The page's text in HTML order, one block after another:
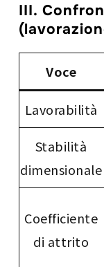
III.
Voce
Lavorabilità
Stabilità
dimensionale
Coefficiente
di attrito